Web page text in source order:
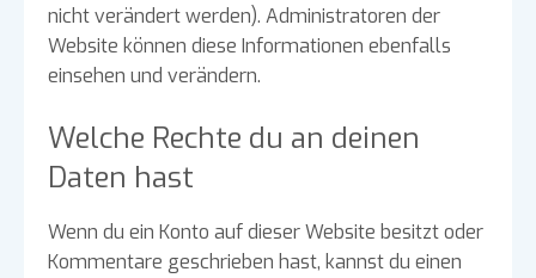
nicht verändert werden). Administratoren der
Website können diese Informationen ebenfalls
einsehen und verändern.
Welche Rechte du an deinen
Daten hast
Wenn du ein Konto auf dieser Website besitzt oder
Kommentare geschrieben hast, kannst du einen